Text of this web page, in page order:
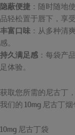
隐蔽便捷 ：随时随地
品轻松置于唇下，享
丰富口味 ：从多种清
感。
持久满足感 ：每袋产
足体验。
获取您所需的尼古丁
我们的 10mg 尼古丁
10mg 尼古丁袋